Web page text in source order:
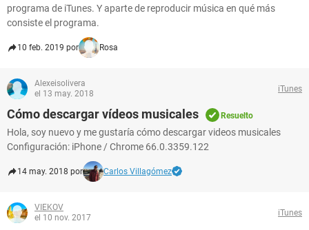
programa de iTunes. Y aparte de reproducir música en qué más
consiste el programa.
10 feb. 2019 por Rosa
Alexeisolivera
el 13 may. 2018
iTunes
Cómo descargar vídeos musicales Resuelto
Hola, soy nuevo y me gustaría cómo descargar videos musicales
Configuración: iPhone / Chrome 66.0.3359.122
14 may. 2018 por Carlos Villagómez
VIEKOV
el 10 nov. 2017
iTunes